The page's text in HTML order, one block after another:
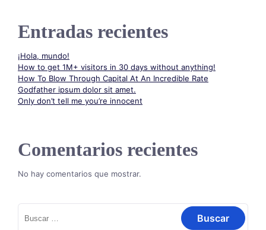
Entradas recientes
¡Hola, mundo!
How to get 1M+ visitors in 30 days without anything!
How To Blow Through Capital At An Incredible Rate
Godfather ipsum dolor sit amet.
Only don’t tell me you’re innocent
Comentarios recientes
No hay comentarios que mostrar.
Buscar: